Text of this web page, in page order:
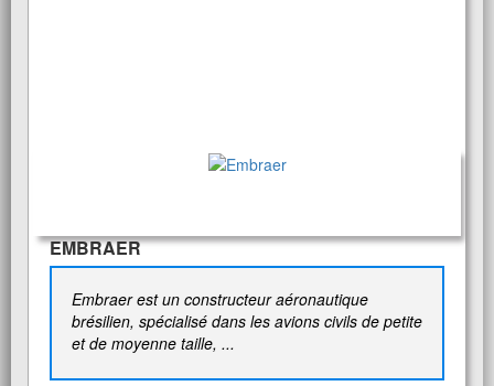
EMBRAER
Embraer est un constructeur aéronautique
brésilien, spécialisé dans les avions civils de petite
et de moyenne taille, ...